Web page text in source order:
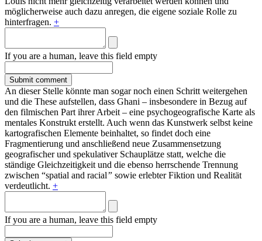
möglicherweise auch dazu anregen, die eigene soziale Rolle zu
hinterfragen. +
If you are a human, leave this field empty
An dieser Stelle könnte man sogar noch einen Schritt weitergehen
und die These aufstellen, dass Ghani – insbesondere in Bezug auf
den filmischen Part ihrer Arbeit – eine psychogeografische Karte als
mentales Konstrukt erstellt. Auch wenn das Kunstwerk selbst keine
kartografischen Elemente beinhaltet, so findet doch eine
Fragmentierung und anschließend neue Zusammensetzung
geografischer und spekulativer Schauplätze statt, welche die
ständige Gleichzeitigkeit und die ebenso herrschende Trennung
zwischen “spatial and racial” sowie erlebter Fiktion und Realität
verdeutlicht. +
If you are a human, leave this field empty